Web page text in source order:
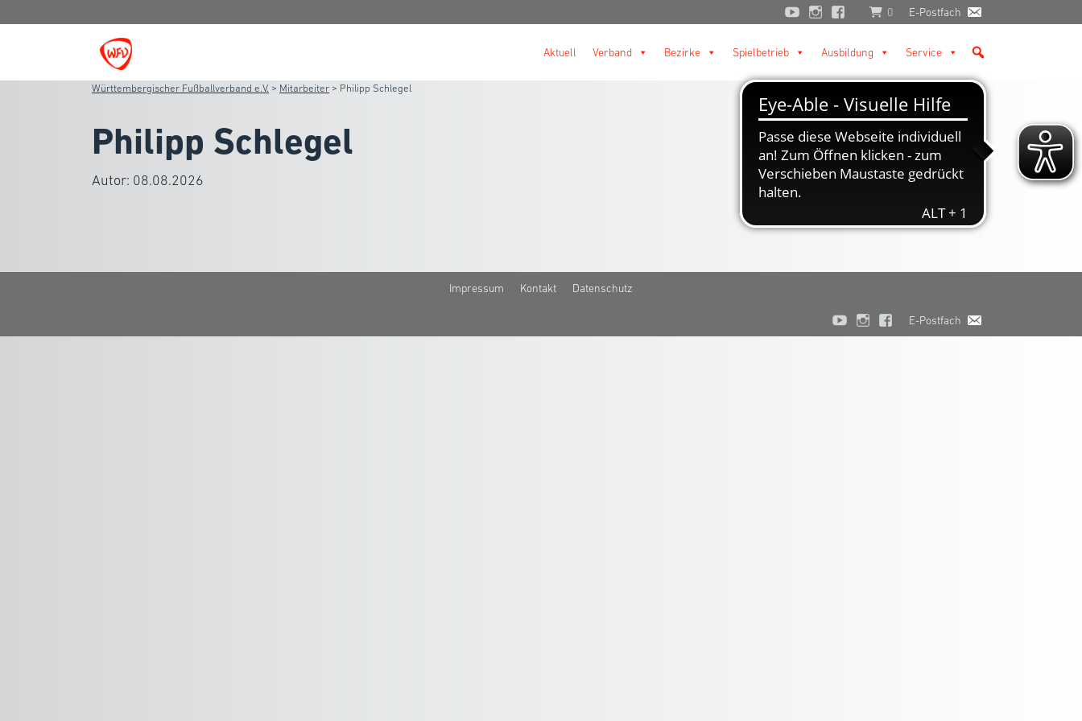
0 E-Postfach
Aktuell Verband Bezirke Spielbetrieb Ausbildung Service
Württembergischer Fußballverband e.V. > Mitarbeiter > Philipp Schlegel
Philipp Schlegel
Autor: 08.08.2026
Impressum Kontakt Datenschutz
E-Postfach